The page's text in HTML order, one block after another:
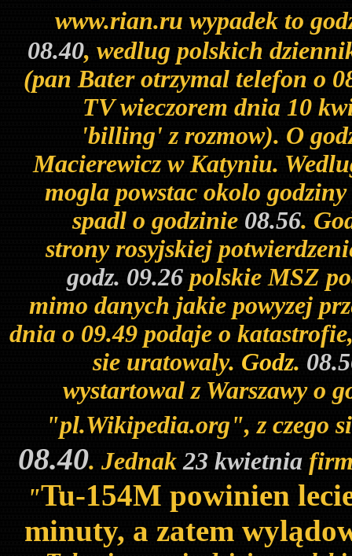
www.rian.ru wypadek to
08.40, wedlug polskich
(pan Bater otrzymal telefon o
TV wieczorem dnia 10
'billing' z rozmow). O
Macierewicz w Katyniu.
mogla powstac okolo
spadl o godzinie 08.56.
strony rosyjskiej
godz. 09.26 polskie MSZ
mimo danych jakie powyzej
dnia o 09.49 podaje o
sie uratowaly. Godz.
wystartowal z Warszawy o
"pl.Wikipedia.org", z czego
08.40. Jednak 23 kwietnia
"Tu-154M powinien
minuty, a zatem